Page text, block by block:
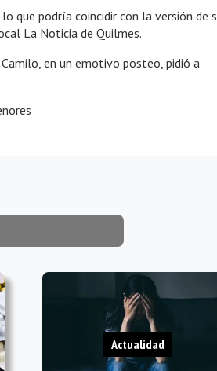
que podría coincidir con la versión de
La Noticia de Quilmes.
en un emotivo posteo, pidió a
Actualidad